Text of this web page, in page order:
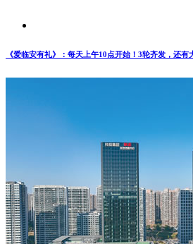
《爱临安有礼》：每天上午10点开始！3轮齐发，还有